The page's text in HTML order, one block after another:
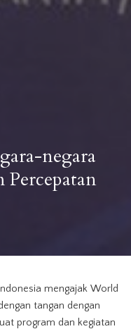
negara
mengajak World
tangan dengan
program dan kegiatan